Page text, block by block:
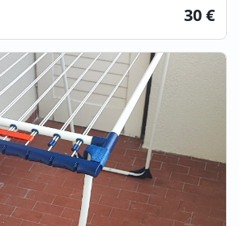
30 €